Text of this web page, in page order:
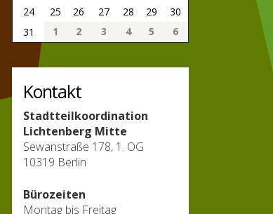
24
25 26 27 28 29
30
31
1 2 3 4 5 6
Kontakt
Stadtteilkoordination
Lichtenberg Mitte
Sewanstraße 178, 1. OG
10319 Berlin
Bürozeiten
Montag bis Freitag